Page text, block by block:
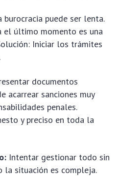
burocracia puede ser lenta.
el último momento es una
Iniciar los trámites
documentos
acarrear sanciones muy
penales.
y preciso en toda la
Intentar gestionar todo sin
la situación es compleja.